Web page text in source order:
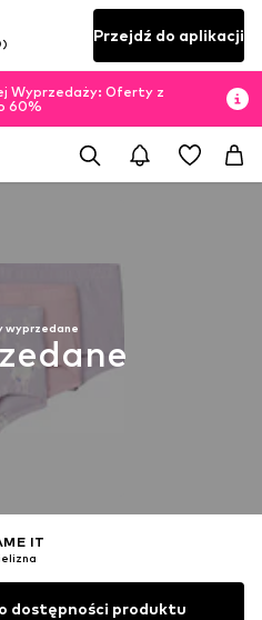
Przejdź do aplikacji
Wyprzedaży: Oferty z
60%
wyprzedane
IT
dostępności produktu